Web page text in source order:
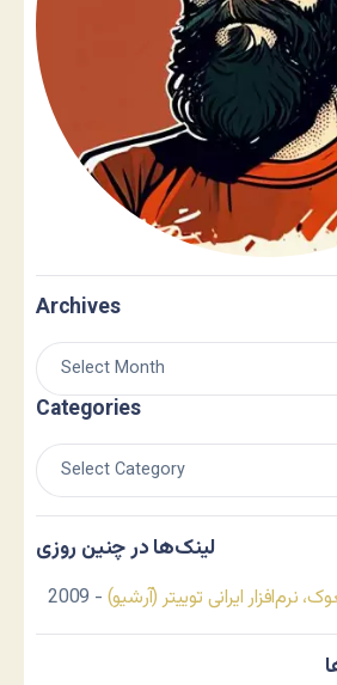
Archives
Categories
لینک‌ها در چنین روزی
نرم‌افزار ایرانی توییتر (آرشیو) - 2009